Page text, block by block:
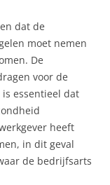
dat de
moet nemen
De
voor de
essentieel dat
heeft
in dit geval
de bedrijfsarts